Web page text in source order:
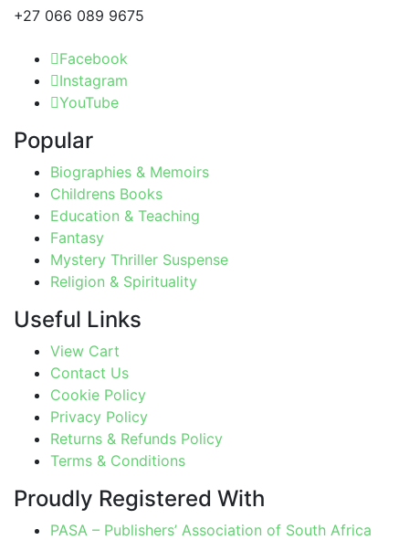
+27 066 089 9675
Facebook
Instagram
YouTube
Popular
Biographies & Memoirs
Childrens Books
Education & Teaching
Fantasy
Mystery Thriller Suspense
Religion & Spirituality
Useful Links
View Cart
Contact Us
Cookie Policy
Privacy Policy
Returns & Refunds Policy
Terms & Conditions
Proudly Registered With
PASA – Publishers’ Association of South Africa